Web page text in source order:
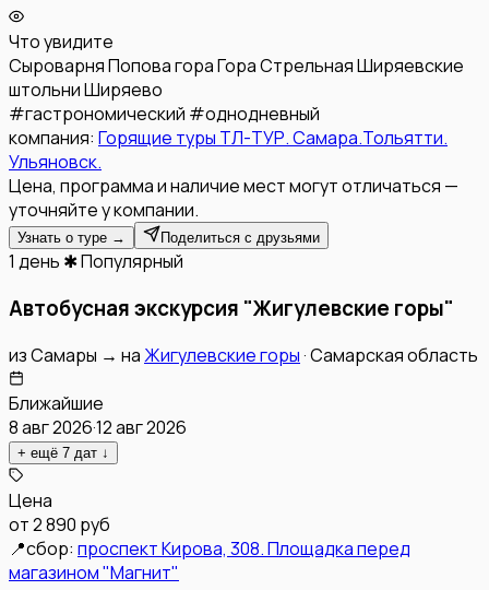
Что увидите
СыроварняПопова гораГора СтрельнаяШиряевские
штольниШиряево
#гастрономический #однодневный
компания: Горящие туры ТЛ-ТУР. Самара.Тольятти.
Ульяновск.
Цена, программа и наличие мест могут отличаться —
уточняйте у компании.
Узнать о туре → Поделиться с друзьями
1 день ✱ Популярный
Автобусная экскурсия "Жигулевские горы"
изСамары → наЖигулевские горы·Самарская область
Ближайшие
8 авг 2026·12 авг 2026
+ ещё 7 дат ↓
Цена
от2 890 руб
📍сбор: проспект Кирова, 308. Площадка перед
магазином "Магнит"